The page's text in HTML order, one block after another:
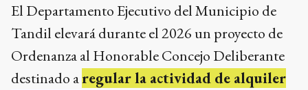
El Departamento Ejecutivo del Municipio de
Tandil elevará durante el 2026 un proyecto de
Ordenanza al Honorable Concejo Deliberante
destinado aregular la actividad de alquiler